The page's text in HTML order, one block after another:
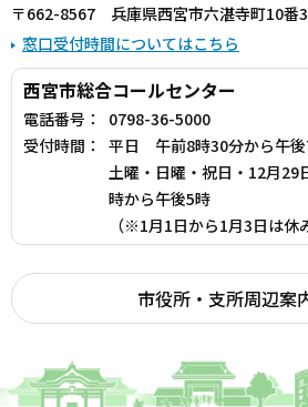
〒662-8567 兵庫県西宮市六湛寺町10番3
窓口受付時間についてはこちら
西宮市総合コールセンター
電話番号：
0798-36-5000
受付時間：
平日 午前8時30分から午
土曜・日曜・祝日・12月
時から午後5時
（※1月1日から1月3日は休
市役所・支所周辺案